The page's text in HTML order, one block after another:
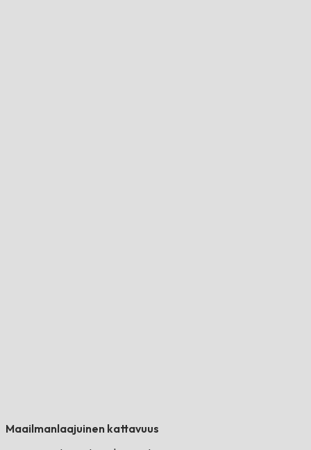
Maailmanlaajuinen kattavuus